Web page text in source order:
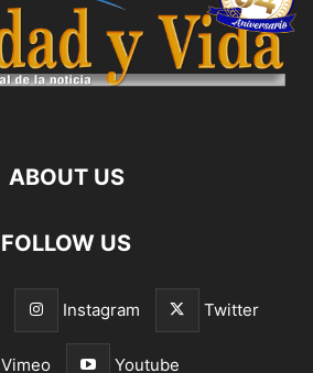
ABOUT US
FOLLOW US
Instagram Twitter
Vimeo Youtube